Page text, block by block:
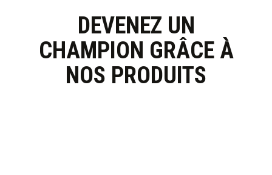
DEVENEZ UN
CHAMPION GRÂCE À
NOS PRODUITS